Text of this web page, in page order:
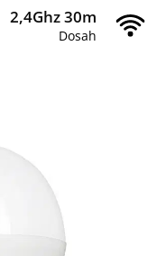
2,4Ghz 30m
Dosah